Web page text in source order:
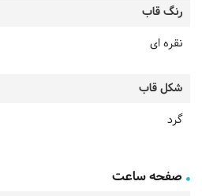
رنگ قاب
نقره ای
شکل قاب
گرد
صفحه ساعت